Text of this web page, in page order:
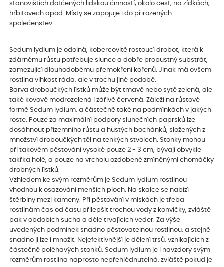
stanovištích dotčených lidskou činností, okolo cest, na zídkách,
hřbitovech apod. Místy se zapojuje i do přirozených
společenstev.
Sedum lydium je odolná, kobercovitě rostoucí droboť, která k
zdárnému růstu potřebuje slunce a dobře propustný substrát,
zamezující dlouhodobému přemokření kořenů. Jinak má ovšem
rostlina vlhkost ráda, ale v trochu jiné podobě.
Barva droboučkých lístků může být tmavě nebo sytě zelená, ale
také kovově modrozelená i zářivě červená. Záleží na růstové
formě Sedum lydium, a částečně také na podmínkách v jakých
roste. Pouze za maximální podpory slunečních paprsků lze
dosáhnout přízemního růstu a hustých bochánků, složených z
množství droboučkých těl na tenkých stvolech. Stonky mohou
při takovém pěstování vysoké pouze 2 - 3 cm, bývají obvykle
takřka holé, a pouze na vrcholu ozdobené zmíněnými chomáčky
drobných lístků.
Vzhledem ke svým rozměrům je Sedum lydium rostlinou
vhodnou k osazování menších ploch. Na skalce se nabízí
štěrbiny mezi kameny. Při pěstování v miskách je třeba
rostlinám čas od času přilepšit trochou vody z konvičky, zvláště
pak v obdobích sucha a déle trvajících veder. Za výše
uvedených podmínek snadno pěstovatelnou rostlinou, a stejně
snadno ji lze i množit. Nejefektivnější je dělení trsů, vznikajících z
částečně poléhavých stonků. Sedum lydium je i navzdory svým
rozměrům rostlina naprosto nepřehlédnutelná, zvláště pokud je